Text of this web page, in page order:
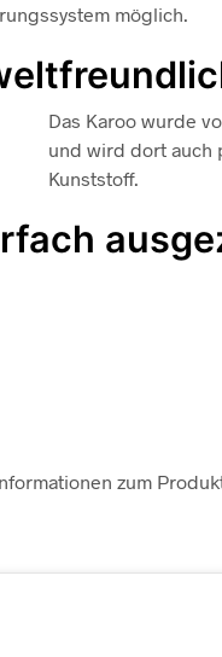
möglich.
Das Karoo wurde
und wird dort auch
Kunststoff.
zum